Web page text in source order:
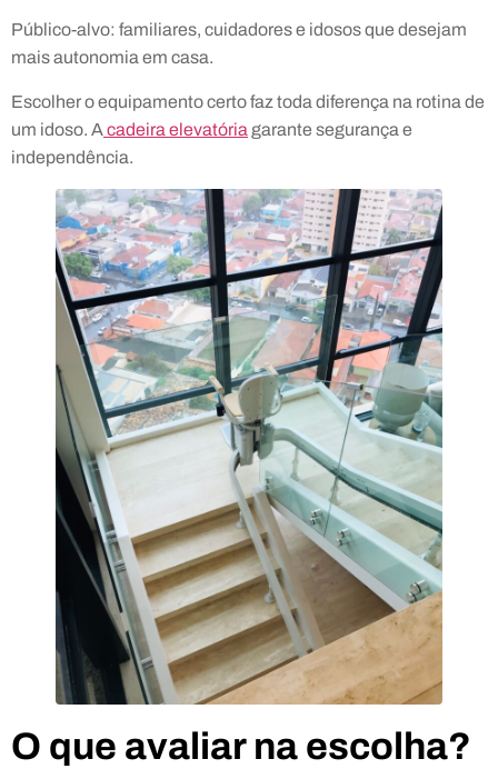
Público-alvo: familiares, cuidadores e idosos que desejam
mais autonomia em casa.
Escolher o equipamento certo faz toda diferença na rotina de
um idoso. Acadeira elevatória garante segurança e
independência.
O que avaliar na escolha?